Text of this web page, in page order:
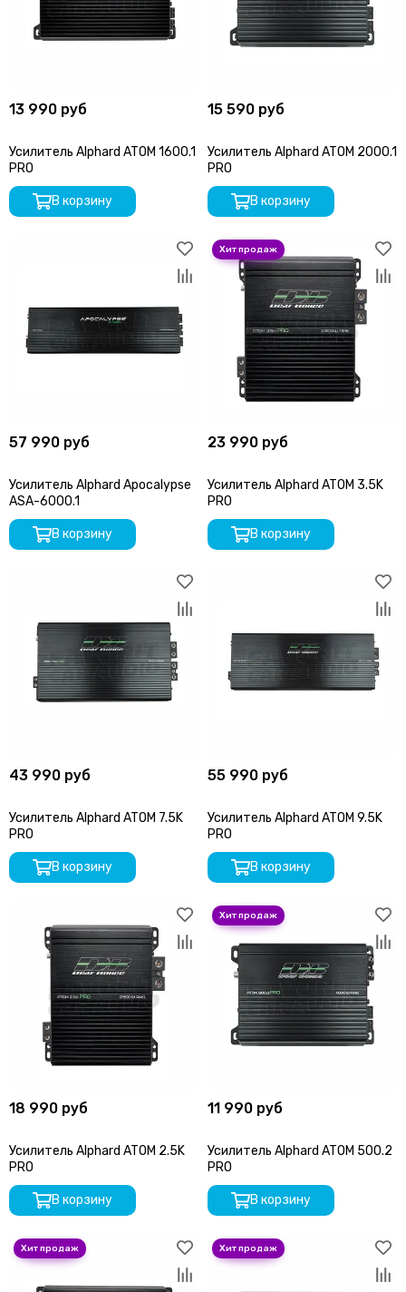
13 990 руб
Усилитель Alphard ATOM 1600.1
PRO
В корзину
15 590 руб
Усилитель Alphard ATOM 2000.1
PRO
В корзину
57 990 руб
Усилитель Alphard Apocalypse
ASA-6000.1
В корзину
23 990 руб
Усилитель Alphard ATOM 3.5K
PRO
В корзину
43 990 руб
Усилитель Alphard ATOM 7.5K
PRO
В корзину
55 990 руб
Усилитель Alphard ATOM 9.5K
PRO
В корзину
18 990 руб
Усилитель Alphard ATOM 2.5K
PRO
В корзину
11 990 руб
Усилитель Alphard ATOM 500.2
PRO
В корзину